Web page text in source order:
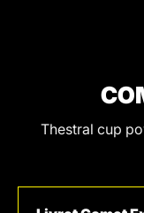
Thestral cup